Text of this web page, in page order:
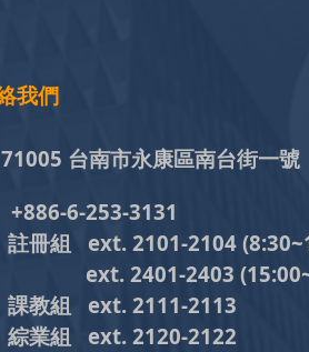
我們
71005 台南市永康區南台街一號
+886-6-253-3131
冊組 ext. 2101-2104
2401-2403
教組 ext. 2111-2113
業組
ext. 2120-2122